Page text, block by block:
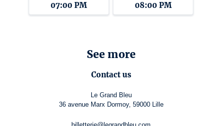
07:00 PM 08:00 PM
See more
Contact us
Le Grand Bleu
36 avenue Marx Dormoy, 59000 Lille